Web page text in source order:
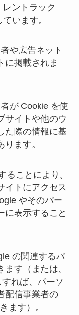
ントラック
います。
や広告ネット
に掲載されま
が Cookie を使
サイトや他のウ
た際の情報に基
ます。
ることにより、
イトにアクセス
やそのパー
に表示すること
の関連するパ
す（または、
れば、パーソ
配信事業者の
ます）。